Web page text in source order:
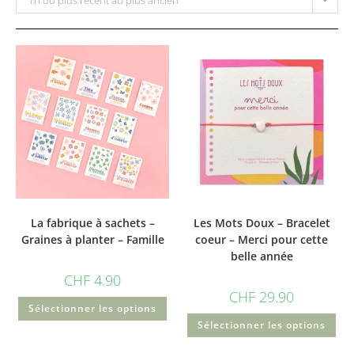
La fabrique à sachets –
Graines à planter – Famille
CHF 4.90
Sélectionner les options
Les Mots Doux – Bracelet
coeur – Merci pour cette
belle année
CHF 29.90
Sélectionner les options